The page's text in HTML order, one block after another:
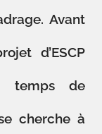
Avant
d’ESCP
temps de
cherche à